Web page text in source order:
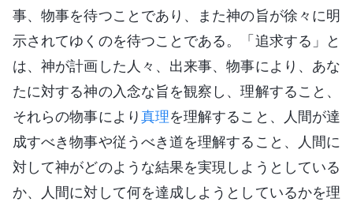
事、物事を待つことであり、また神の旨が徐々に明
示されてゆくのを待つことである。「追求する」と
は、神が計画した人々、出来事、物事により、あな
たに対する神の入念な旨を観察し、理解すること、
それらの物事により真理を理解すること、人間が達
成すべき物事や従うべき道を理解すること、人間に
対して神がどのような結果を実現しようとしている
か、人間に対して何を達成しようとしているかを理